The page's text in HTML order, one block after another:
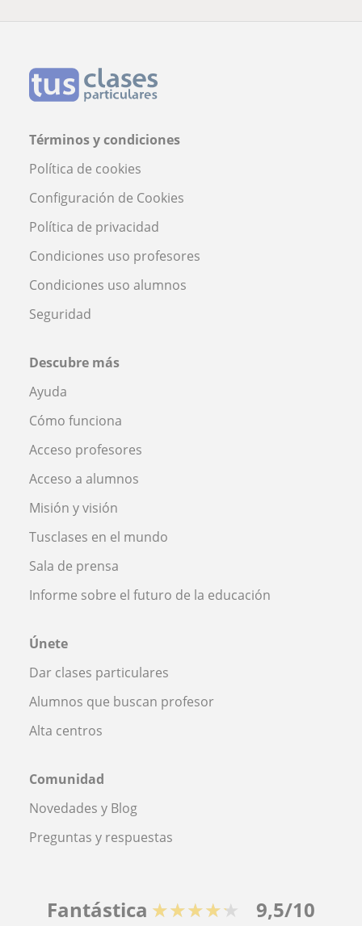
Términos y condiciones
Política de cookies
Configuración de Cookies
Política de privacidad
Condiciones uso profesores
Condiciones uso alumnos
Seguridad
Descubre más
Ayuda
Cómo funciona
Acceso profesores
Acceso a alumnos
Misión y visión
Tusclases en el mundo
Sala de prensa
Informe sobre el futuro de la educación
Únete
Dar clases particulares
Alumnos que buscan profesor
Alta centros
Comunidad
Novedades y Blog
Preguntas y respuestas
Fantástica ★★★★★ 9,5/10